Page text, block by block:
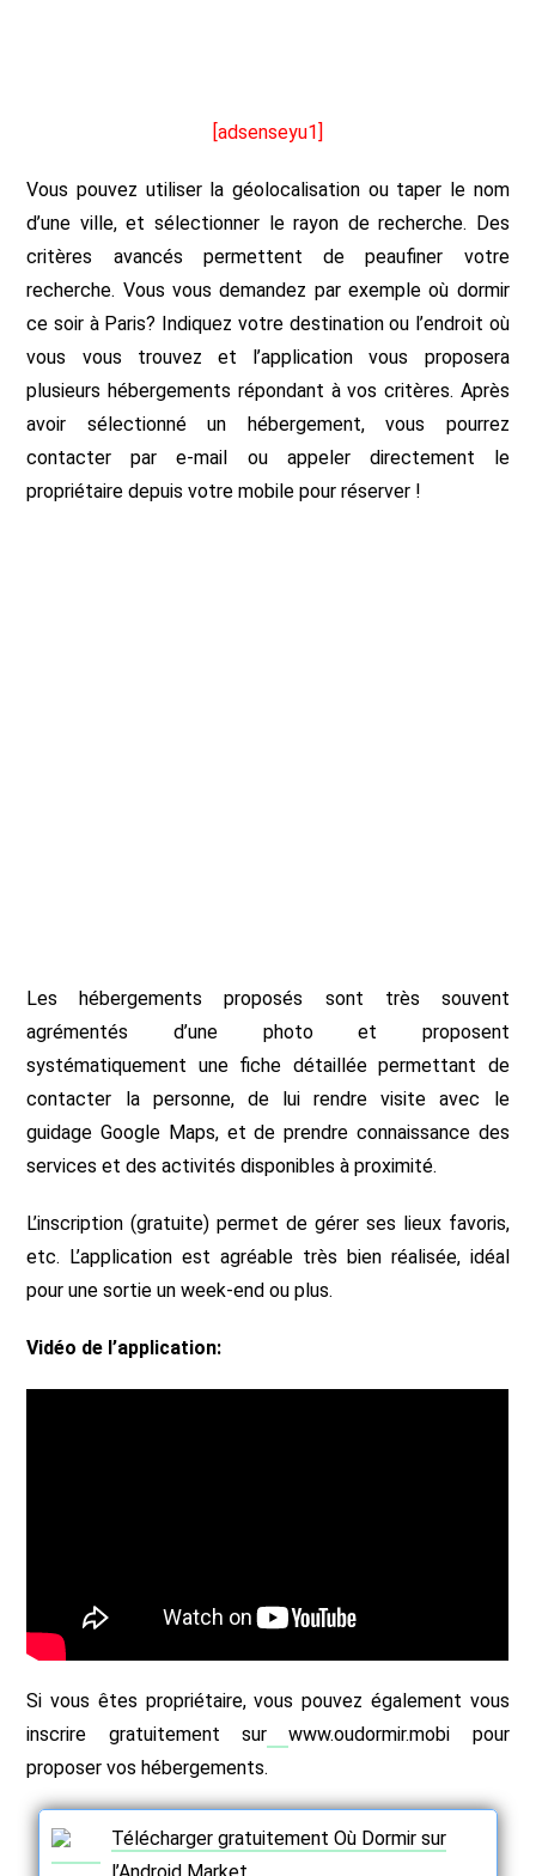
[adsenseyu1]
Vous pouvez utiliser la géolocalisation ou taper le nom
d’une ville, et sélectionner le rayon de recherche. Des
critères avancés permettent de peaufiner votre
recherche. Vous vous demandez par exemple où dormir
ce soir à Paris? Indiquez votre destination ou l’endroit où
vous vous trouvez et l’application vous proposera
plusieurs hébergements répondant à vos critères. Après
avoir sélectionné un hébergement, vous pourrez
contacter par e-mail ou appeler directement le
propriétaire depuis votre mobile pour réserver !
Les hébergements proposés sont très souvent
agrémentés d’une photo et proposent
systématiquement une fiche détaillée permettant de
contacter la personne, de lui rendre visite avec le
guidage Google Maps, et de prendre connaissance des
services et des activités disponibles à proximité.
L’inscription (gratuite) permet de gérer ses lieux favoris,
etc. L’application est agréable très bien réalisée, idéal
pour une sortie un week-end ou plus.
Vidéo de l’application:
Si vous êtes propriétaire, vous pouvez également vous
inscrire gratuitement sur
www.oudormir.mobi pour
proposer vos hébergements.
Télécharger gratuitement Où Dormir sur